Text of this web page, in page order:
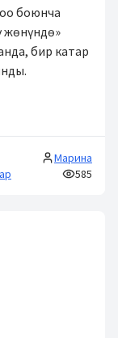
боюнча
жөнүндө»
бир катар
Марина
585